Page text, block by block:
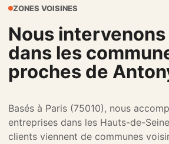
ZONES VOISINES
Nous intervenons
dans les
proches de
Basés à Paris (75010), nous
entreprises dans les Hauts-de-
clients viennent de communes